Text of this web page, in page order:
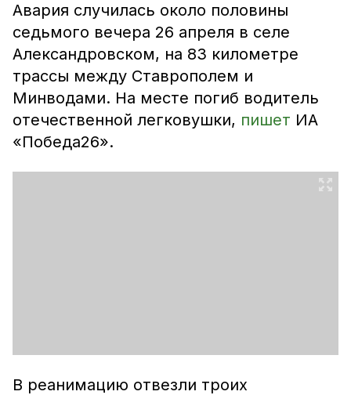
Авария случилась около половины
седьмого вечера 26 апреля в селе
Александровском, на 83 километре
трассы между Ставрополем и
Минводами. На месте погиб водитель
отечественной легковушки, пишет ИА
«Победа26».
В реанимацию отвезли троих